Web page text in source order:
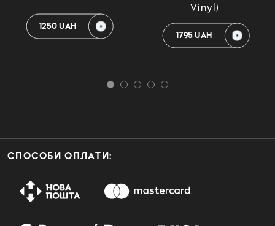
1250 UAH
Vinyl)
1795 UAH
СПОСОБИ ОПЛАТИ: